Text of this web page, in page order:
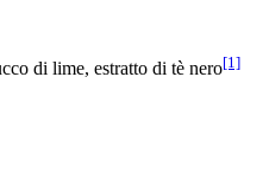
di lime, estratto di tè nero[1]